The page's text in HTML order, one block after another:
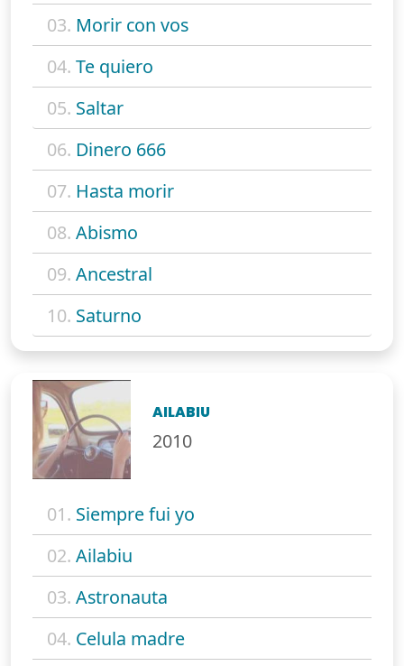
03. Morir con vos
04. Te quiero
05. Saltar
06. Dinero 666
07. Hasta morir
08. Abismo
09. Ancestral
10. Saturno
AILABIU
2010
01. Siempre fui yo
02. Ailabiu
03. Astronauta
04. Celula madre